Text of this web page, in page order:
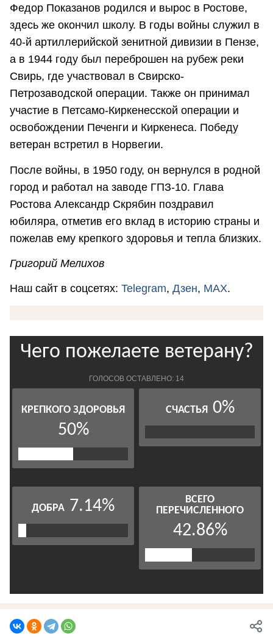
Федор Показанов родился и вырос в Ростове,
здесь же окончил школу. В годы войны служил в
40-й артиллерийской зенитной дивизии в Пензе,
а в 1944 году был переброшен на рубеж реки
Свирь, где участвовал в Свирско-
Петрозаводской операции. Также он принимал
участие в Петсамо-Киркенесской операции и
освобождении Печенги и Киркенеса. Победу
ветеран встретил в Норвегии.
После войны, в 1950 году, он вернулся в родной
город и работал на заводе ГПЗ-10. Глава
Ростова Александр Скрябин поздравил
юбиляра, отметив его вклад в историю страны и
пожелав ему крепкого здоровья и тепла близких.
Григорий Мелихов
Наш сайт в соцсетях: Telegram, Дзен, MAX.